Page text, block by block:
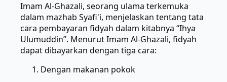
Imam Al-Ghazali, seorang ulama terkemuka
dalam mazhab Syafi'i, menjelaskan tentang tata
cara pembayaran fidyah dalam kitabnya “Ihya
Ulumuddin”. Menurut Imam Al-Ghazali, fidyah
dapat dibayarkan dengan tiga cara:
Dengan makanan pokok